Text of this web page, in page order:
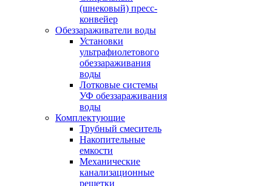
(шнековый) пресс-
конвейер
Обеззараживатели воды
Установки
ультрафиолетового
обеззараживания
воды
Лотковые системы
УФ обеззараживания
воды
Комплектующие
Трубный смеситель
Накопительные
емкости
Механические
канализационные
решетки